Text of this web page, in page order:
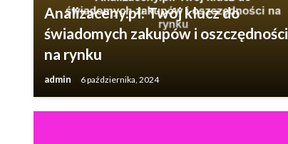
Analizaceny.pl: Twój klucz do
świadomych zakupów i oszczędności
na rynku
admin 6 października, 2024